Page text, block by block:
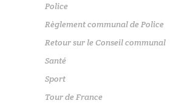
Police
Règlement communal de Police
Retour sur le Conseil communal
Santé
Sport
Tour de France